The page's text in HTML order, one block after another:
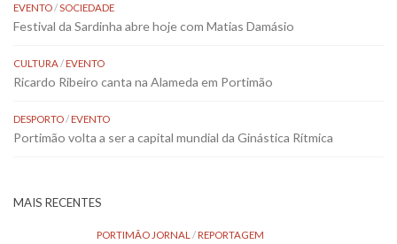
EVENTO / SOCIEDADE
Festival da Sardinha abre hoje com Matias Damásio
CULTURA /EVENTO
Ricardo Ribeiro canta na Alameda em Portimão
DESPORTO /EVENTO
Portimão volta a ser a capital mundial da Ginástica Rítmica
MAIS RECENTES
PORTIMÃO JORNAL /REPORTAGEM